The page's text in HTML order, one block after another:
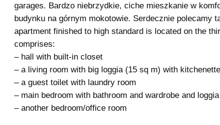
garages. Bardzo niebrzydkie, ciche mieszkanie w
budynku na górnym mokotowie. Serdecznie polecamy
apartment finished to high standard is located on the
comprises:
– hall with built-in closet
– a living room with big loggia (15 sq m) with kitchenette
– a guest toilet with laundry room
– main bedroom with bathroom and wardrobe and
– another bedroom/office room